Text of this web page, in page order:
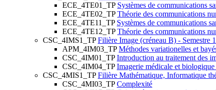
ECE_4TE01_TP Systèmes de communications
ECE_4TE02_TP Théorie des communications
ECE_4TE11_TP Systèmes de communications
ECE_4TE12_TP Théorie des communications
CSC_4IMS1_TP Filière Image (créneau B) - Semestre 1
APM_4IM03_TP Méthodes variationelles et
CSC_4IM01_TP Introduction au traitement des
CSC_4IM04_TP Imagerie médicale et biologique
CSC_4MIS1_TP Filière Mathématique, Informatique
CSC_4MI03_TP Complexité